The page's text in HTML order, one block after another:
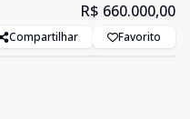
R$ 660.000,00
Compartilhar Favorito